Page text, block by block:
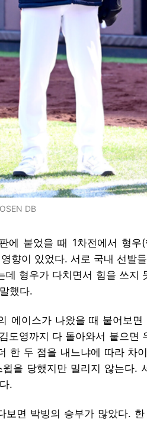
DB
에 붙었을 때 1차전에서 형우
향이 있었다. 서로 국내 선발
데 형우가 다치면서 힘을 쓰지
했다.
에이스가 나왔을 때 붙어보
도영까지 다 돌아와서 붙으면
한 두 점을 내느냐에 따라 차
을 당했지만 밀리지 않는다.
.
보면 박빙의 승부가 많았다.